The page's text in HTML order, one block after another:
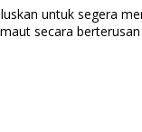
untuk segera
secara